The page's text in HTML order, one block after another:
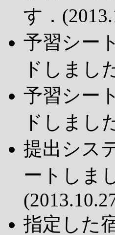
す．
予習シー
ドしまし
予習シー
ドしまし
提出シス
ートしま
指定した